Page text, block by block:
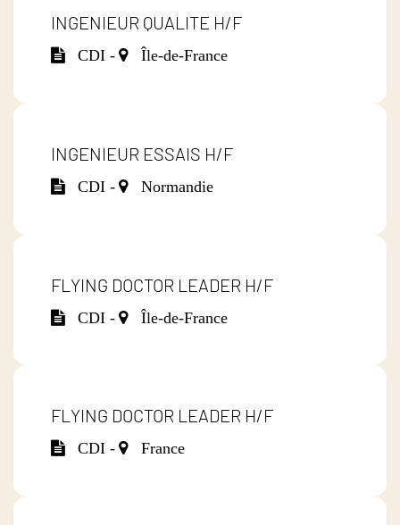
INGENIEUR QUALITE H/F
CDI - Île-de-France
INGENIEUR ESSAIS H/F
CDI - Normandie
FLYING DOCTOR LEADER H/F
CDI - Île-de-France
FLYING DOCTOR LEADER H/F
CDI - France